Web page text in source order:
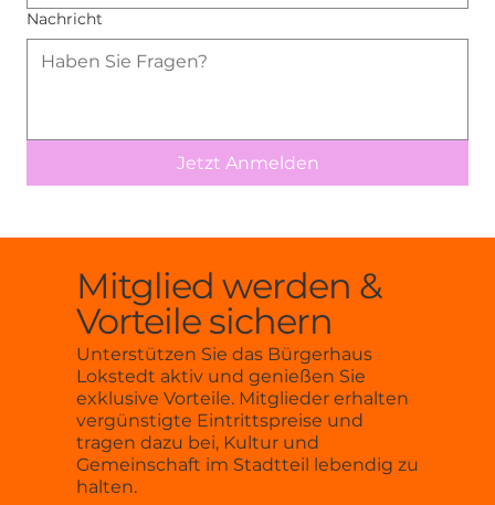
Nachricht
Jetzt Anmelden
Mitglied werden &
Vorteile sichern
Unterstützen Sie das Bürgerhaus
Lokstedt aktiv und genießen Sie
exklusive Vorteile. Mitglieder erhalten
vergünstigte Eintrittspreise und
tragen dazu bei, Kultur und
Gemeinschaft im Stadtteil lebendig zu
halten.